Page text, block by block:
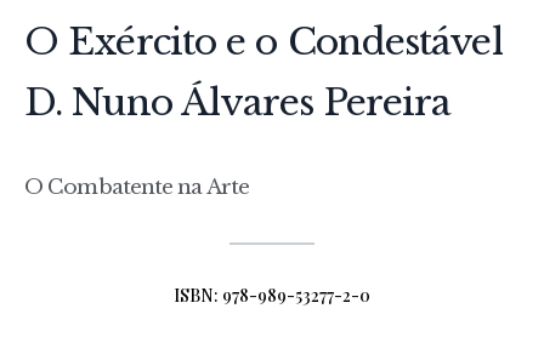
O Exército e o Condestável
D. Nuno Álvares Pereira
O Combatente na Arte
ISBN: 978-989-53277-2-0